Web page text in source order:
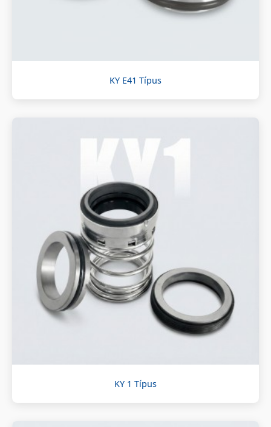
KY E41 Típus
KY 1 Típus